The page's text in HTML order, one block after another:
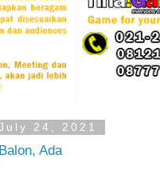
24, 2021
Ada